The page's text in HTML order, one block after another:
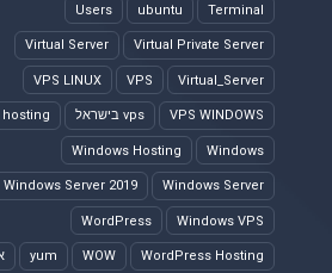
Terminal
ubuntu
Users
Virtual Private Server
Virtual Server
Virtual_Server
VPS
VPS LINUX
VPS WINDOWS vps בישראל hosting
Windows
Windows Hosting
Windows Server
Windows Server 2019
Windows VPS
WordPress
WordPress Hosting
WOW
yum